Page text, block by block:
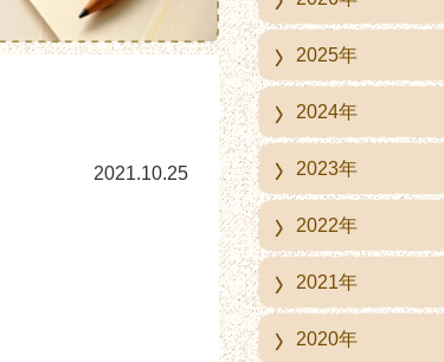
2021.10.25
2025年
2024年
2023年
2022年
2021年
2020年